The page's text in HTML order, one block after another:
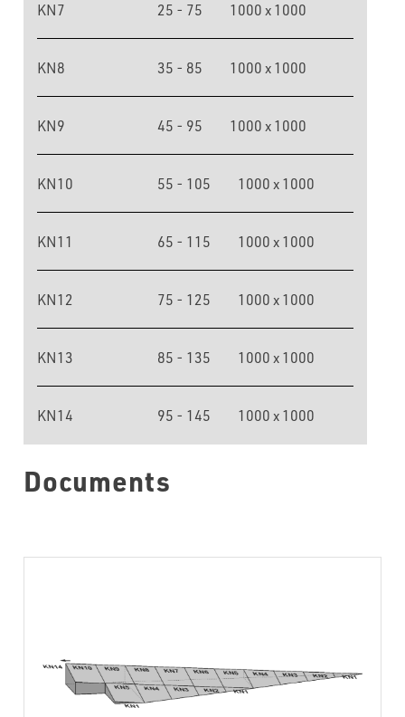
KN7 25 - 75 1000 x 1000
KN8 35 - 85 1000 x 1000
KN9 45 - 95 1000 x 1000
KN10 55 - 105 1000 x 1000
KN11 65 - 115 1000 x 1000
KN12 75 - 125 1000 x 1000
KN13 85 - 135 1000 x 1000
KN14 95 - 145 1000 x 1000
Documents